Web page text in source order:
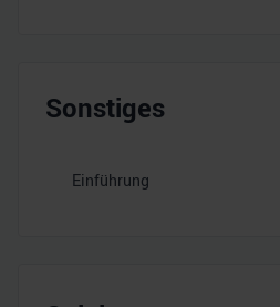
Sonstiges
Einführung